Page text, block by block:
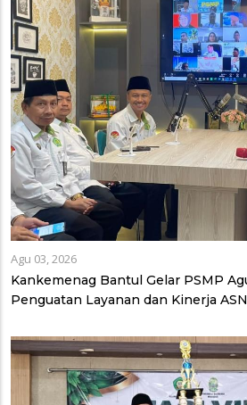
Agu 03, 2026
Kankemenag Bantul Gelar PSMP
Penguatan Layanan dan Kinerja ASN